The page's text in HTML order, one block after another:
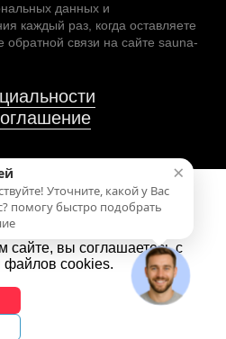
данных и
каждый раз, когда оставляете
связи на сайте sauna-
сайте, вы соглашаетесь с
файлов cookies.
×
Уточните, какой у Вас
помогу быстро подобрать